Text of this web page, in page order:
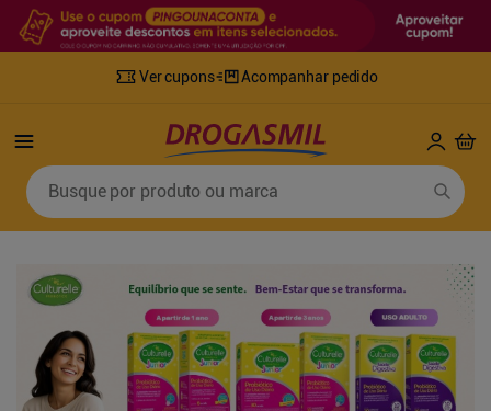
Ver cupons Acompanhar pedido
Busque por produto ou marca
Termos mais buscados
3º
retinol
fralda geriatrica
5º desodorante
8
º
tylenol
fralda xg
10º shampoo